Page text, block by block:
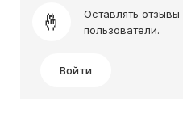
Оставлять
пользователи.
Войти